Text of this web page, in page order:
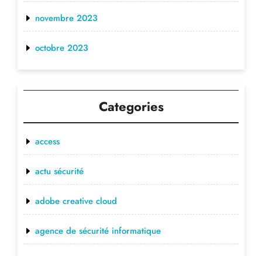
novembre 2023
octobre 2023
Categories
access
actu sécurité
adobe creative cloud
agence de sécurité informatique